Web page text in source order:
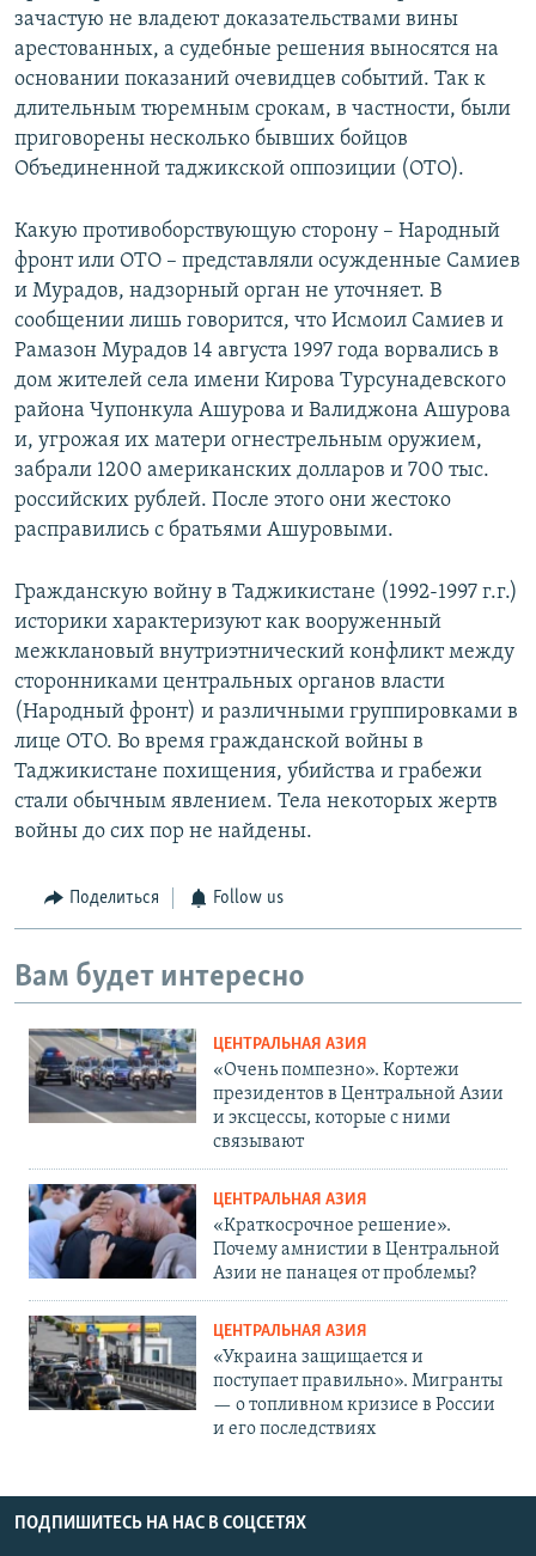
зачастую не владеют доказательствами вины
арестованных, а судебные решения выносятся на
основании показаний очевидцев событий. Так к
длительным тюремным срокам, в частности, были
приговорены несколько бывших бойцов
Объединенной таджикской оппозиции (ОТО).
Какую противоборствующую сторону – Народный
фронт или ОТО – представляли осужденные Самиев
и Мурадов, надзорный орган не уточняет. В
сообщении лишь говорится, что Исмоил Самиев и
Рамазон Мурадов 14 августа 1997 года ворвались в
дом жителей села имени Кирова Турсунадевского
района Чупонкула Ашурова и Валиджона Ашурова
и, угрожая их матери огнестрельным оружием,
забрали 1200 американских долларов и 700 тыс.
российских рублей. После этого они жестоко
расправились с братьями Ашуровыми.
Гражданскую войну в Таджикистане (1992-1997 г.г.)
историки характеризуют как вооруженный
межклановый внутриэтнический конфликт между
сторонниками центральных органов власти
(Народный фронт) и различными группировками в
лице ОТО. Во время гражданской войны в
Таджикистане похищения, убийства и грабежи
стали обычным явлением. Тела некоторых жертв
войны до сих пор не найдены.
Поделиться Follow us
Вам будет интересно
ЦЕНТРАЛЬНАЯ АЗИЯ
«Очень помпезно». Кортежи
президентов в Центральной Азии
и эксцессы, которые с ними
связывают
ЦЕНТРАЛЬНАЯ АЗИЯ
«Краткосрочное решение».
Почему амнистии в Центральной
Азии не панацея от проблемы?
ЦЕНТРАЛЬНАЯ АЗИЯ
«Украина защищается и
поступает правильно». Мигранты
— о топливном кризисе в России
и его последствиях
ПОДПИШИТЕСЬ НА НАС В СОЦСЕТЯХ